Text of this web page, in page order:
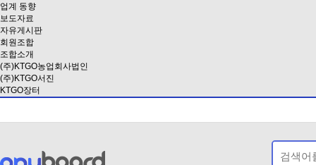
업계 동향
보도자료
자유게시판
회원조합
조합소개
(주)KTGO농업회사법인
(주)KTGO서진
KTGO장터